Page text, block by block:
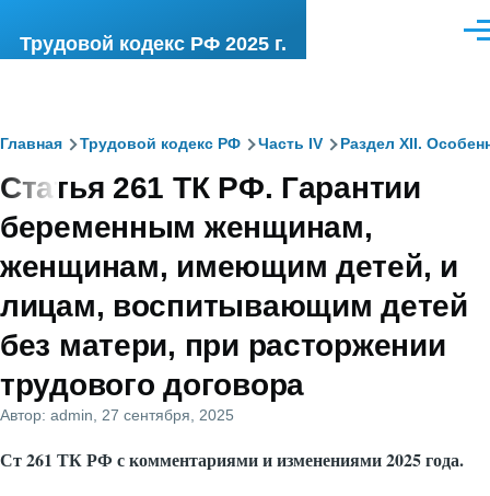
Трудовой кодекс РФ 2025 г.
Строка
навигации
Главная Трудовой кодекс РФ Часть IV Раздел XII.
Статья 261 ТК РФ. Гарантии
беременным женщинам,
женщинам, имеющим детей, и
лицам, воспитывающим детей
без матери, при расторжении
трудового договора
Автор: admin , 27 сентября, 2025
Ст 261 ТК РФ с комментариями и изменениями 2025 года.